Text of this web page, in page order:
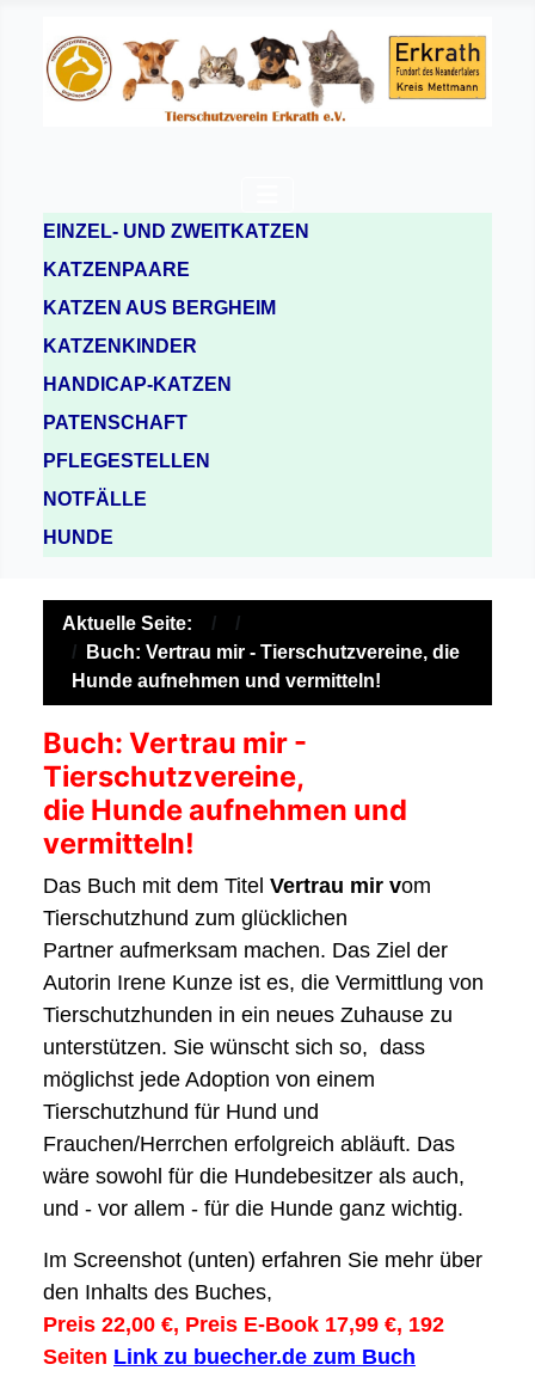
EINZEL- UND ZWEITKATZEN
KATZENPAARE
KATZEN AUS BERGHEIM
KATZENKINDER
HANDICAP-KATZEN
PATENSCHAFT
PFLEGESTELLEN
NOTFÄLLE
HUNDE
Aktuelle Seite:
Buch: Vertrau mir - Tierschutzvereine, die
Hunde aufnehmen und vermitteln!
Buch: Vertrau mir -
Tierschutzvereine,
die Hunde aufnehmen und
vermitteln!
Das Buch mit dem Titel Vertrau mir vom
Tierschutzhund zum glücklichen
Partner aufmerksam machen. Das Ziel der
Autorin Irene Kunze ist es, die Vermittlung von
Tierschutzhunden in ein neues Zuhause zu
unterstützen. Sie wünscht sich so, dass
möglichst jede Adoption von einem
Tierschutzhund für Hund und
Frauchen/Herrchen erfolgreich abläuft. Das
wäre sowohl für die Hundebesitzer als auch,
und - vor allem - für die Hunde ganz wichtig.
Im Screenshot (unten) erfahren Sie mehr über
den Inhalts des Buches,
Preis 22,00 €, Preis E-Book 17,99 €, 192
Seiten Link zu buecher.de zum Buch